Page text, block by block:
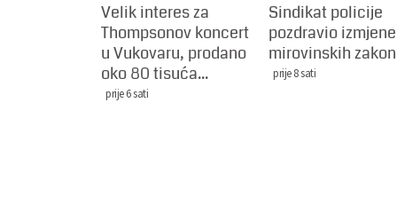
Velik interes za
Thompsonov koncert
u Vukovaru, prodano
oko 80 tisuća...
prije 6 sati
Sindikat policije
pozdravio izmjene
mirovinskih
prije 8 sati